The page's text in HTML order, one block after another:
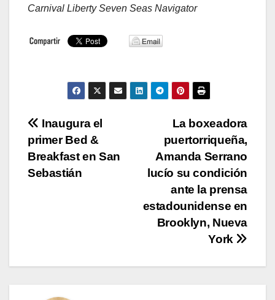
Carnival Liberty Seven Seas Navigator
Navegación
de
entradas
La boxeadora
puertorriqueña,
Amanda Serrano
lucío su condición
ante la prensa
estadounidense en
Brooklyn, Nueva
York
Inaugura el
primer Bed &
Breakfast en San
Sebastián